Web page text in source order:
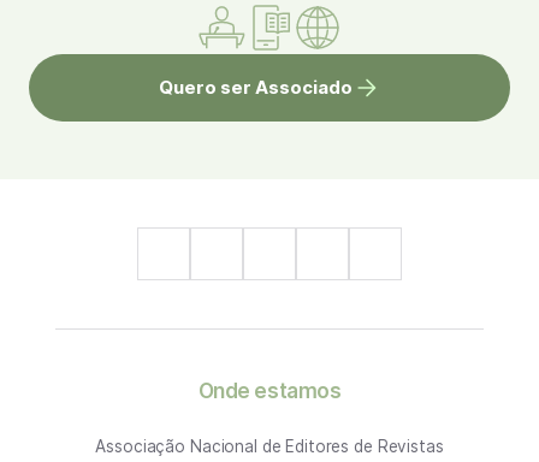
Quero ser Associado
Onde estamos
Associação Nacional de Editores de Revistas